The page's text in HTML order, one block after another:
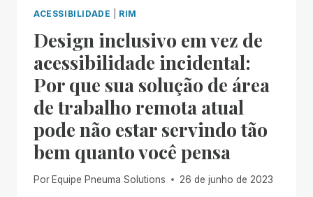
TORNANDO
GLOBAL!
ACESSIBILIDADE RIM
Design inclusivo em vez de
acessibilidade incidental:
Por que sua solução de área
de trabalho remota atual
pode não estar servindo tão
bem quanto você pensa
Por Equipe Pneuma Solutions 26 de junho de 2023